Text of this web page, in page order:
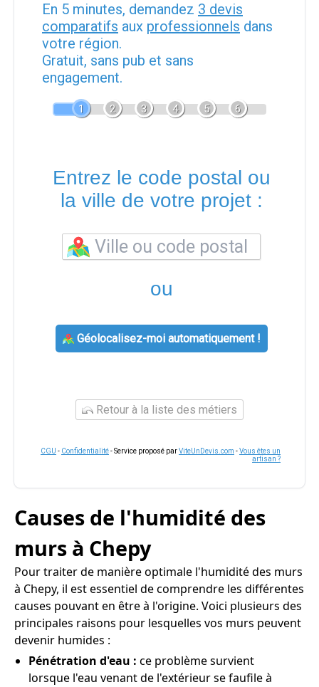
En 5 minutes, demandez 3 devis
comparatifs aux professionnels dans
votre région.
Gratuit, sans pub et sans
engagement.
1 2 3 4 5 6
Entrez le code postal ou
la ville de votre projet :
ou
Géolocalisez-moi automatiquement !
Retour à la liste des métiers
CGU - Confidentialité- Service proposé parViteUnDevis.com -Vous êtes un
artisan ?
Causes de l'humidité des
murs à Chepy
Pour traiter de manière optimale l'humidité des murs
à Chepy, il est essentiel de comprendre les différentes
causes pouvant en être à l'origine. Voici plusieurs des
principales raisons pour lesquelles vos murs peuvent
devenir humides :
Pénétration d'eau : ce problème survient
lorsque l'eau venant de l'extérieur se faufile à